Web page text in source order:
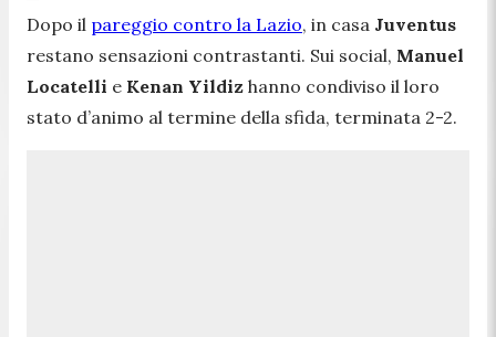
Dopo il pareggio contro la Lazio, in casa Juventus
restano sensazioni contrastanti. Sui social, Manuel
Locatelli e Kenan Yildiz hanno condiviso il loro
stato d’animo al termine della sfida, terminata 2-2.